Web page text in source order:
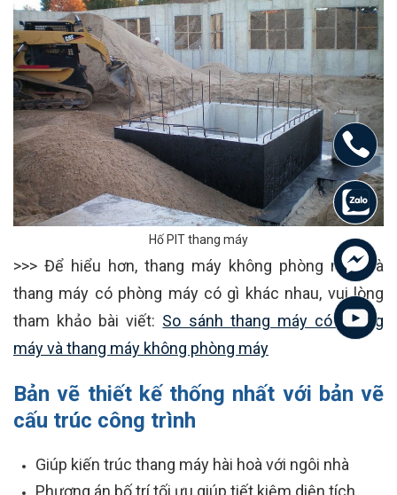
Hố PIT thang máy
>>> Để hiểu hơn, thang máy không phòng máy và
thang máy có phòng máy có gì khác nhau, vui lòng
tham khảo bài viết: So sánh thang máy có phòng
máy và thang máy không phòng máy
Bản vẽ thiết kế thống nhất với bản vẽ
cấu trúc công trình
Giúp kiến trúc thang máy hài hoà với ngôi nhà
Phương án bố trí tối ưu giúp tiết kiệm diện tích